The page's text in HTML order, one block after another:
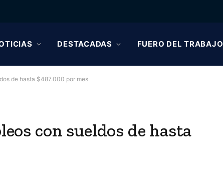
DESTACADAS FUERO DEL TRABAJO
de hasta $487.000 por mes
con sueldos de hasta